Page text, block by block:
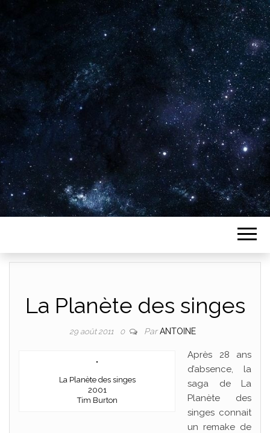
Plus de 2800 critiques de films
La Planète des singes
29 août 2011 0 ParANTOINE
La Planète des singes
2001
Tim Burton
Après 28 ans
d’absence, la
saga de La
Planète des
singes connait
un remake de